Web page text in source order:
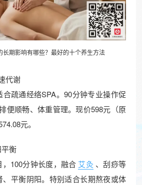
长期影响有哪些？最好的十个养生方法
代谢
疏通经络SPA。90分钟专业操作促
便顺畅、体重管理。现价598元（原
元。
衡
100分钟长度，融合 艾灸 、刮痧等
、平衡阴阳。特别适合长期熬夜或体